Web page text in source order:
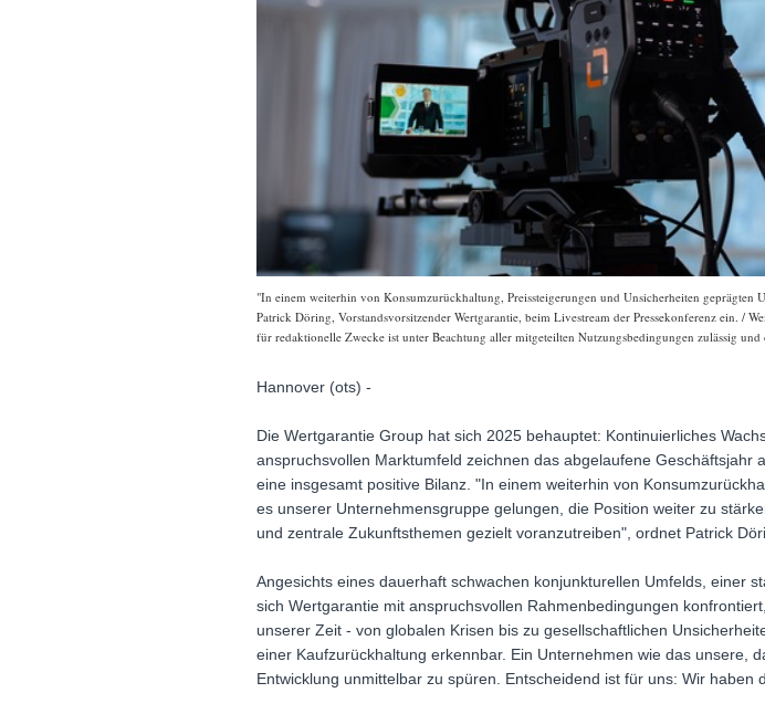
"In einem weiterhin von Konsumzurückhaltung, Preissteigerungen und Unsicherheiten
Patrick Döring, Vorstandsvorsitzender Wertgarantie, beim Livestream der Pressekonferenz ein. /
für redaktionelle Zwecke ist unter Beachtung aller mitgeteilten Nutzungsbedingungen zulässig
Hannover (ots) -
Die Wertgarantie Group hat sich 2025 behauptet: Kontinuierliches
anspruchsvollen Marktumfeld zeichnen das abgelaufene
eine insgesamt positive Bilanz. "In einem weiterhin von
es unserer Unternehmensgruppe gelungen, die Position weiter zu
und zentrale Zukunftsthemen gezielt voranzutreiben", ordnet Patrick
Angesichts eines dauerhaft schwachen konjunkturellen Umfelds, einer
sich Wertgarantie mit anspruchsvollen Rahmenbedingungen
unserer Zeit - von globalen Krisen bis zu gesellschaftlichen
einer Kaufzurückhaltung erkennbar. Ein Unternehmen wie das unsere,
Entwicklung unmittelbar zu spüren. Entscheidend ist für uns: Wir